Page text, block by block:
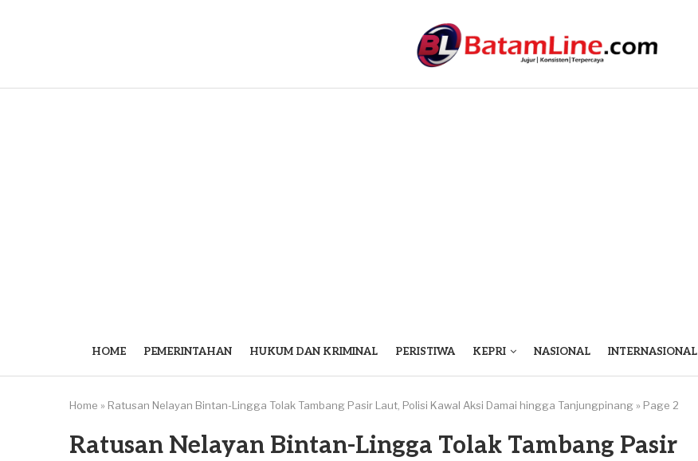
HOME PEMERINTAHAN HUKUM DAN KRIMINAL PERISTIWA KEPRI NASIONAL INTERNASIONAL
Home » Ratusan Nelayan Bintan-Lingga Tolak Tambang Pasir Laut, Polisi Kawal Aksi Damai hingga Tanjungpinang » Page 2
Ratusan Nelayan Bintan-Lingga Tolak Tambang Pasir